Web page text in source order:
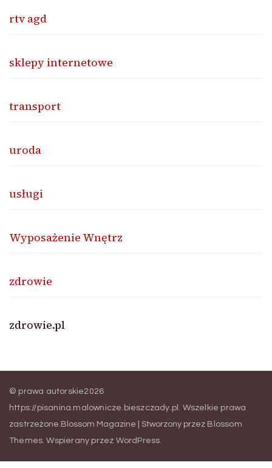
rtv agd
sklepy internetowe
transport
uroda
usługi
Wyposażenie Wnętrz
zdrowie
zdrowie.pl
© prawa autorskie2026
https://pisanina.malownicze.bieszczady.pl . Wszelkie prawa
zastrzeżone. Blossom Magazine | Stworzony przez Blossom
Themes. Wspierany przez WordPress.